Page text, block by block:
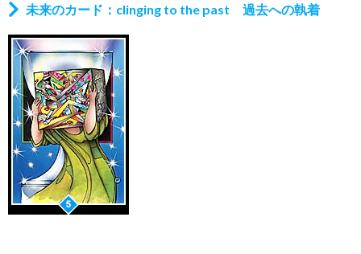
未来のカード：clinging to the past 過去への執着